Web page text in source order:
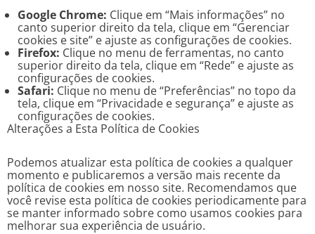
Google Chrome: Clique em “Mais informações” no
canto superior direito da tela, clique em “Gerenciar
cookies e site” e ajuste as configurações de cookies.
Firefox: Clique no menu de ferramentas, no canto
superior direito da tela, clique em “Rede” e ajuste as
configurações de cookies.
Safari: Clique no menu de “Preferências” no topo da
tela, clique em “Privacidade e segurança” e ajuste as
configurações de cookies.
Alterações a Esta Política de Cookies
Podemos atualizar esta política de cookies a qualquer
momento e publicaremos a versão mais recente da
política de cookies em nosso site. Recomendamos que
você revise esta política de cookies periodicamente para
se manter informado sobre como usamos cookies para
melhorar sua experiência de usuário.